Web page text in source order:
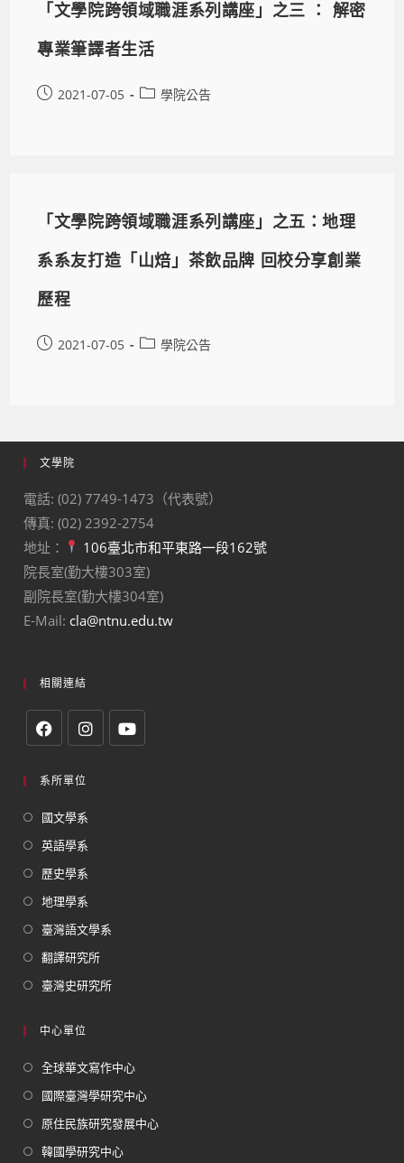
「文學院跨領域職涯系列講座」之三 ： 解密
專業筆譯者生活
2021-07-05 學院公告
「文學院跨領域職涯系列講座」之五：地理
系系友打造「山焙」茶飲品牌 回校分享創業
歷程
2021-07-05 學院公告
文學院
電話: (02) 7749-1473（代表號）
傳真: (02) 2392-2754
地址：
106臺北市和平東路一段162號
院長室(勤大樓303室)
副院長室(勤大樓304室)
E-Mail: cla@ntnu.edu.tw
相關連結
系所單位
國文學系
英語學系
歷史學系
地理學系
臺灣語文學系
翻譯研究所
臺灣史研究所
中心單位
全球華文寫作中心
國際臺灣學研究中心
原住民族研究發展中心
韓國學研究中心